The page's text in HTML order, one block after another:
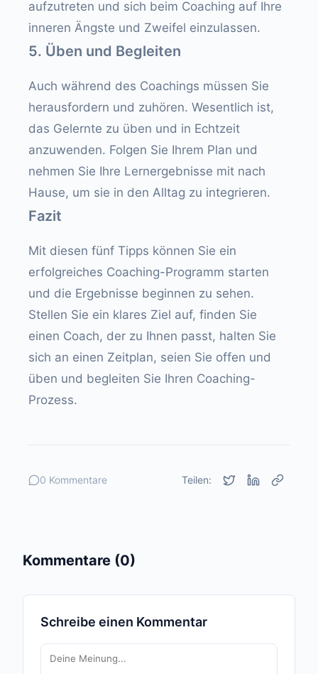
aufzutreten und sich beim Coaching auf Ihre
inneren Ängste und Zweifel einzulassen.
5. Üben und Begleiten
Auch während des Coachings müssen Sie
herausfordern und zuhören. Wesentlich ist,
das Gelernte zu üben und in Echtzeit
anzuwenden. Folgen Sie Ihrem Plan und
nehmen Sie Ihre Lernergebnisse mit nach
Hause, um sie in den Alltag zu integrieren.
Fazit
Mit diesen fünf Tipps können Sie ein
erfolgreiches Coaching-Programm starten
und die Ergebnisse beginnen zu sehen.
Stellen Sie ein klares Ziel auf, finden Sie
einen Coach, der zu Ihnen passt, halten Sie
sich an einen Zeitplan, seien Sie offen und
üben und begleiten Sie Ihren Coaching-
Prozess.
0 Kommentare Teilen:
Kommentare (0)
Schreibe einen Kommentar